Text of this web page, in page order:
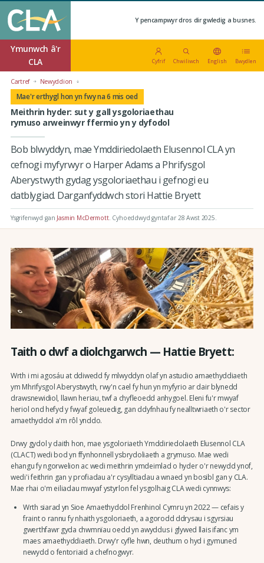
Y pencampwyr dros dir gwledig a busnes.
Ymunwch â'r
CLA
Cyfrif Chwiliwch English Bwydlen
Cartref Newyddion
Mae'r erthygl hon yn fwy na 6 mis oed
Meithrin hyder: sut y gall ysgoloriaethau
rymuso arweinwyr ffermio yn y dyfodol
Bob blwyddyn, mae Ymddiriedolaeth Elusennol CLA yn
cefnogi myfyrwyr o Harper Adams a Phrifysgol
Aberystwyth gydag ysgoloriaethau i gefnogi eu
datblygiad. Darganfyddwch stori Hattie Bryett
Ysgrifenwyd gan Jasmin McDermott. Cyhoeddwyd gyntaf ar 28 Awst 2025.
Taith o dwf a diolchgarwch — Hattie Bryett:
Wrth i mi agosáu at ddiwedd fy mlwyddyn olaf yn astudio amaethyddiaeth
ym Mhrifysgol Aberystwyth, rwy'n cael fy hun yn myfyrio ar dair blynedd
drawsnewidiol, llawn heriau, twf a chyfleoedd anhygoel. Eleni fu'r mwyaf
heriol ond hefyd y fwyaf goleuedig, gan ddyfnhau fy nealltwriaeth o'r sector
amaethyddol a'm rôl ynddo.
Drwy gydol y daith hon, mae ysgoloriaeth Ymddiriedolaeth Elusennol CLA
(CLACT) wedi bod yn ffynhonnell ysbrydoliaeth a grymuso. Mae wedi
ehangu fy ngorwelion ac wedi meithrin ymdeimlad o hyder o'r newydd ynof,
wedi'i feithrin gan y profiadau a'r cysylltiadau a wnaed yn bosibl gan y CLA.
Mae rhai o'm eiliadau mwyaf ystyrlon fel ysgolhaig CLA wedi cynnwys:
Wrth siarad yn Sioe Amaethyddol Frenhinol Cymru yn 2022 — cefais y
fraint o rannu fy nhaith ysgoloriaeth, a agorodd ddrysau i sgyrsiau
gwerthfawr gyda chwmnïau oedd yn awyddus i glywed llais ifanc ym
maes amaethyddiaeth. Drwy'r cyfle hwn, deuthum o hyd i gymuned
newydd o fentoriaid a chefnogwyr.